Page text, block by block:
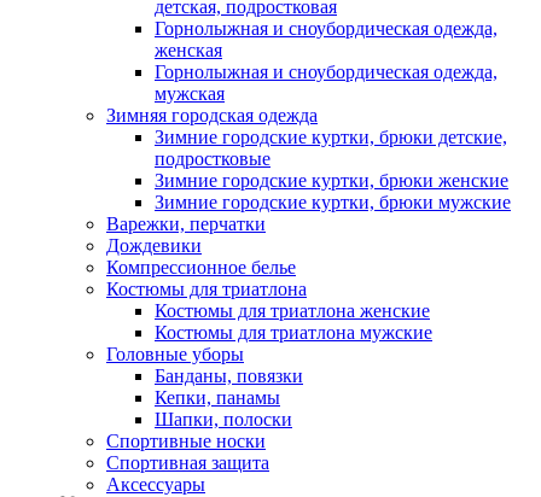
детская, подростковая
Горнолыжная и сноубордическая одежда,
женская
Горнолыжная и сноубордическая одежда,
мужская
Зимняя городская одежда
Зимние городские куртки, брюки детские,
подростковые
Зимние городские куртки, брюки женские
Зимние городские куртки, брюки мужские
Варежки, перчатки
Дождевики
Компрессионное белье
Костюмы для триатлона
Костюмы для триатлона женские
Костюмы для триатлона мужские
Головные уборы
Банданы, повязки
Кепки, панамы
Шапки, полоски
Спортивные носки
Спортивная защита
Аксессуары